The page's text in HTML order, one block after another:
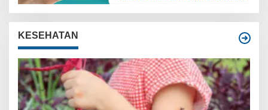
KESEHATAN